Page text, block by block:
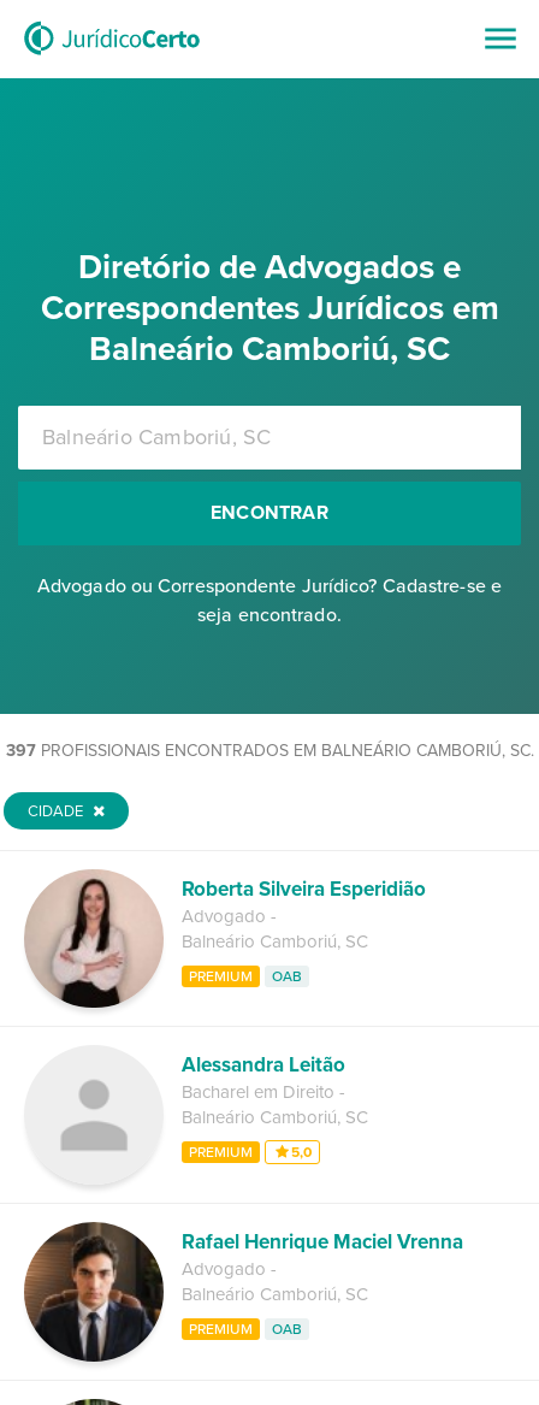
Diretório de Advogados e
Correspondentes Jurídicos em
Balneário Camboriú, SC
ENCONTRAR
Advogado ou Correspondente Jurídico? Cadastre-se e
seja encontrado.
397PROFISSIONAIS ENCONTRADOS EM BALNEÁRIO CAMBORIÚ, SC.
CIDADE
Roberta Silveira Esperidião
Advogado -
Balneário Camboriú, SC
PREMIUM OAB
Alessandra Leitão
Bacharel em Direito -
Balneário Camboriú, SC
PREMIUM 5,0
Rafael Henrique Maciel Vrenna
Advogado -
Balneário Camboriú, SC
PREMIUM OAB